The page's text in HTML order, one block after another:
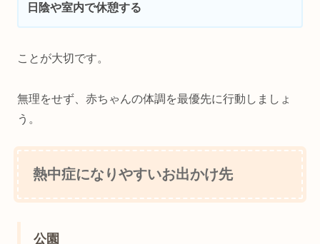
日陰や室内で休憩する
ことが大切です。
無理をせず、赤ちゃんの体調を最優先に行動しましょ
う。
熱中症になりやすいお出かけ先
公園